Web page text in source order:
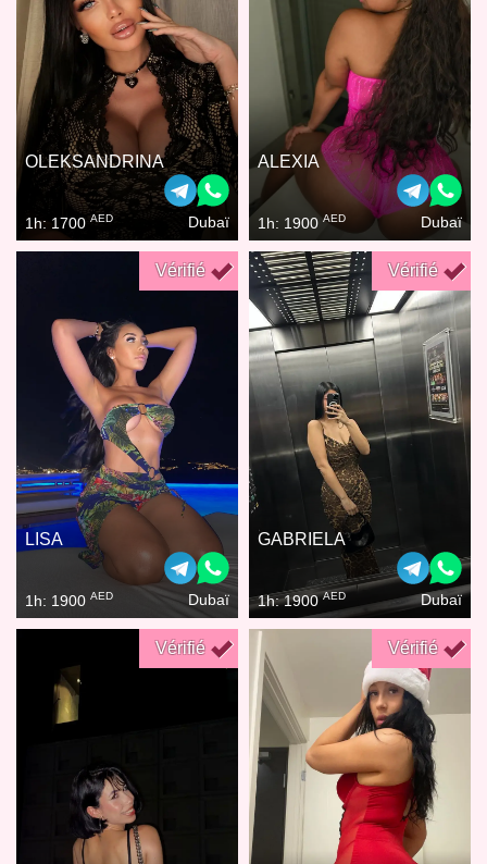
OLEKSANDRINA
1h: 1700 AED Dubaï
ALEXIA
1h: 1900 AED Dubaï
Vérifié
LISA
1h: 1900 AED Dubaï
Vérifié
GABRIELA
1h: 1900AED Dubaï
Vérifié Vérifié